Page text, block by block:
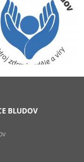
BLUDOV